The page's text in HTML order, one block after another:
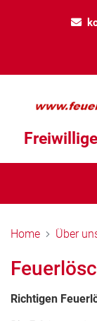
Home Über
Richtigen